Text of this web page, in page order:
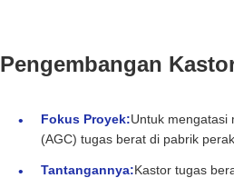
Pengembangan
Fokus Proyek:Untuk mengatasi
(AGC) tugas berat di pabrik
Tantangannya:Kastor tugas